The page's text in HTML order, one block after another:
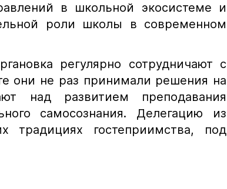
в школьной экосистеме и
роли школы в современном
регулярно сотрудничают с
они не раз принимали решения на
над развитием преподавания
самосознания. Делегацию из
традициях гостеприимства, под